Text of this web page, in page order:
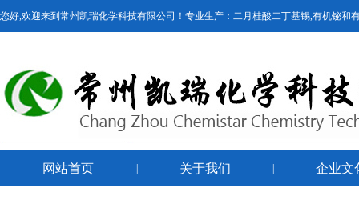
您好,欢迎来到常州凯瑞化学科技有限公司！专业生产：二月桂酸二丁基锡,有机铋和
网站首页 关于我们 企业文